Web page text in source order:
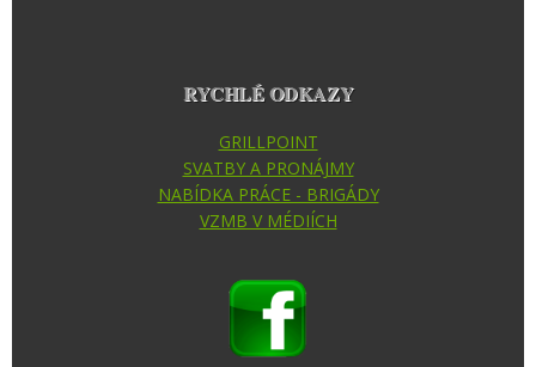
RYCHLÉ ODKAZY
GRILLPOINT
SVATBY A PRONÁJMY
NABÍDKA PRÁCE - BRIGÁDY
VZMB V MÉDIÍCH